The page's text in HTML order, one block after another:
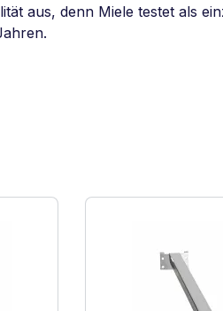
aus, denn Miele testet als